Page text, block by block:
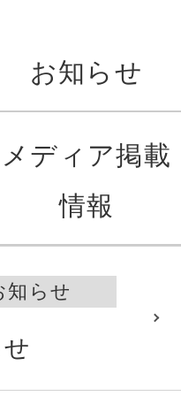
お知らせ
メディア掲載
情報
知らせ